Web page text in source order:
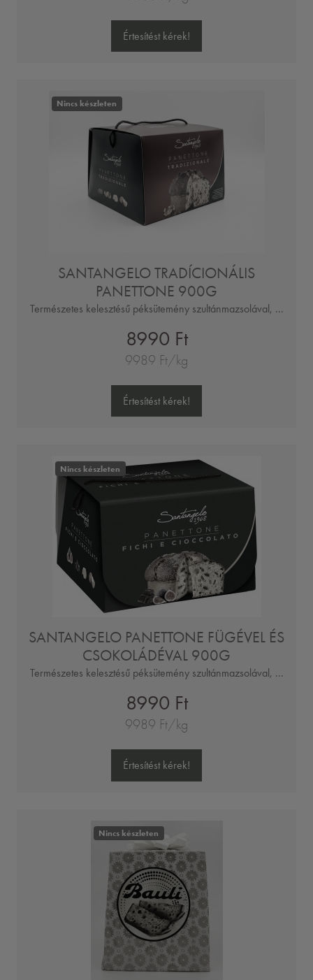
Értesítést kérek!
Nincs készleten
SANTANGELO TRADÍCIONÁLIS
PANETTONE 900G
Természetes kelesztésű péksütemény szultánmazsolával, ...
8990 Ft
9989 Ft/kg
Értesítést kérek!
Nincs készleten
SANTANGELO PANETTONE FÜGÉVEL ÉS
CSOKOLÁDÉVAL 900G
Természetes kelesztésű péksütemény szultánmazsolával, ...
8990 Ft
9989 Ft/kg
Értesítést kérek!
Nincs készleten